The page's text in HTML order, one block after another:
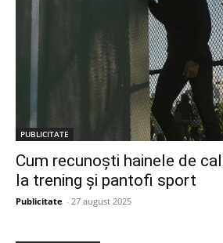
PUBLICITATE
Cum recunoști hainele de
la trening și pantofi sport
Publicitate - 27 august 2025